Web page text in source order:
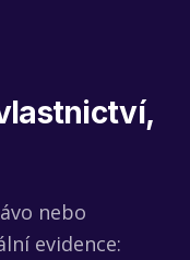
nebo
evidence: